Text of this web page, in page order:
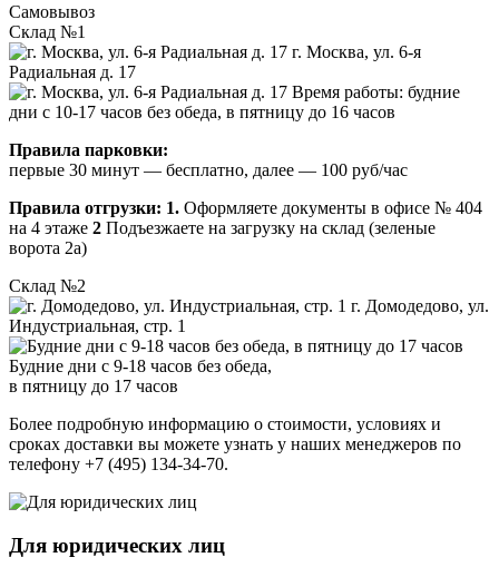
Самовывоз
Склад №1
г. Москва, ул. 6-я
Радиальная д. 17
Время работы: будние
дни с 10-17 часов без обеда, в пятницу до 16 часов
Правила парковки:
первые 30 минут — бесплатно, далее — 100 руб/час
Правила отгрузки: 1. Оформляете документы в офисе № 404
на 4 этаже 2 Подъезжаете на загрузку на склад (зеленые
ворота 2а)
Склад №2
г. Домодедово, ул.
Индустриальная, стр. 1
Будние дни с 9-18 часов без обеда,
в пятницу до 17 часов
Более подробную информацию о стоимости, условиях и
сроках доставки вы можете узнать у наших менеджеров по
телефону +7 (495) 134-34-70.
Для юридических лиц